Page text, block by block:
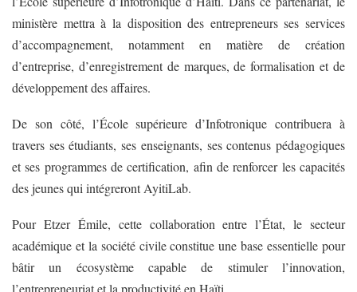
ministère mettra à la disposition des entrepreneurs ses services
d’accompagnement, notamment en matière de création
d’entreprise, d’enregistrement de marques, de formalisation et de
développement des affaires.
De son côté, l’École supérieure d’Infotronique contribuera à
travers ses étudiants, ses enseignants, ses contenus pédagogiques
et ses programmes de certification, afin de renforcer les capacités
des jeunes qui intégreront AyitiLab.
Pour Etzer Émile, cette collaboration entre l’État, le secteur
académique et la société civile constitue une base essentielle pour
bâtir un écosystème capable de stimuler l’innovation,
l’entrepreneuriat et la productivité en Haïti.